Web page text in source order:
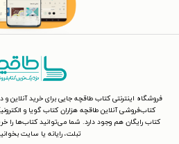
فروشگاه اینترنتی کتاب طاقچه جایی برای خرید آنلاین
کتاب‌فروشی آنلاین طاقچه هزاران کتاب گویا و
کتاب رایگان هم وجود دارد. شما می‌توانید کتاب‌ها را
تبلت، رایانه یا سایت